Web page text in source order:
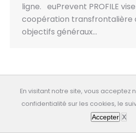
En visitant notre site, vous acceptez
confidentialité sur les cookies, le
Accepter X
ligne. euPrevent PROFILE
coopération transfrontalière
objectifs généraux…
All rights reserved:
Dernière mise à jour: 09/